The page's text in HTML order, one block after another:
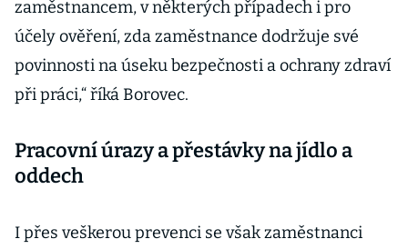
zaměstnancem, v některých případech i pro
účely ověření, zda zaměstnance dodržuje své
povinnosti na úseku bezpečnosti a ochrany zdraví
při práci,“ říká Borovec.
Pracovní úrazy a přestávky na jídlo a
oddech
I přes veškerou prevenci se však zaměstnanci